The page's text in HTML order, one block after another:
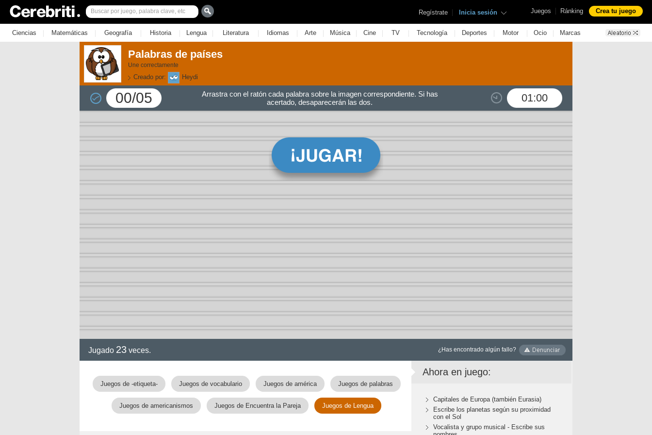
Juegos | Ránking Crea tu juego
Regístrate | Inicia sesión
Ciencias | Matemáticas | Geografía | Historia | Lengua | Literatura | Idiomas | Arte | Música | Cine | TV | Tecnología | Deportes | Motor | Ocio | Marcas
Palabras de países
Une correctamente
Creado por: Heydi
00/05 01:00
Arrastra con el ratón cada palabra sobre la imagen correspondiente. Si has
acertado, desaparecerán las dos.
Jugado 23 veces. ¿Has encontrado algún fallo?
Juegos de -etiqueta- Juegos de vocabulario Juegos de américa Juegos de palabras
Juegos de americanismos Juegos de Encuentra la Pareja Juegos de Lengua
Ahora en juego:
Capitales de Europa (también Eurasia)
Escribe los planetas según su proximidad
con el Sol
Vocalista y grupo musical - Escribe sus